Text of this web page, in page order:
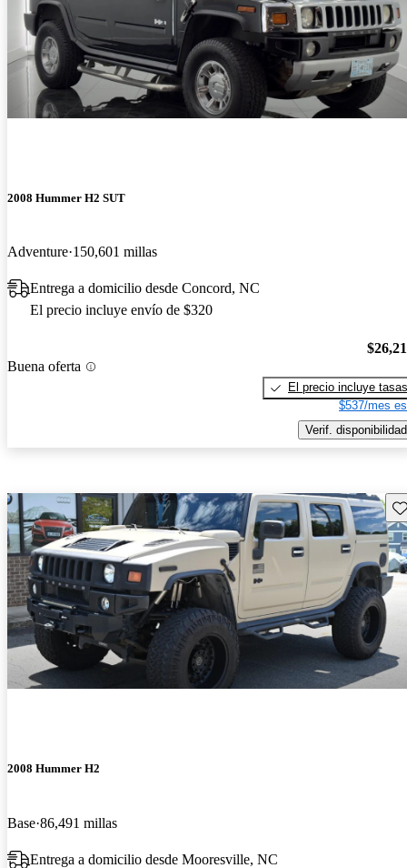
2008 Hummer H2 SUT
Adventure 150,601 millas
Entrega a domicilio desde Concord, NC
El precio incluye envío de $320
Buena oferta
El precio incluye tasas
$537/mes
Verif. disponibilidad
2008 Hummer H2
Base 86,491 millas
Entrega a domicilio desde Mooresville, NC